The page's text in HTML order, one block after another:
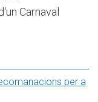
Carnaval
per a